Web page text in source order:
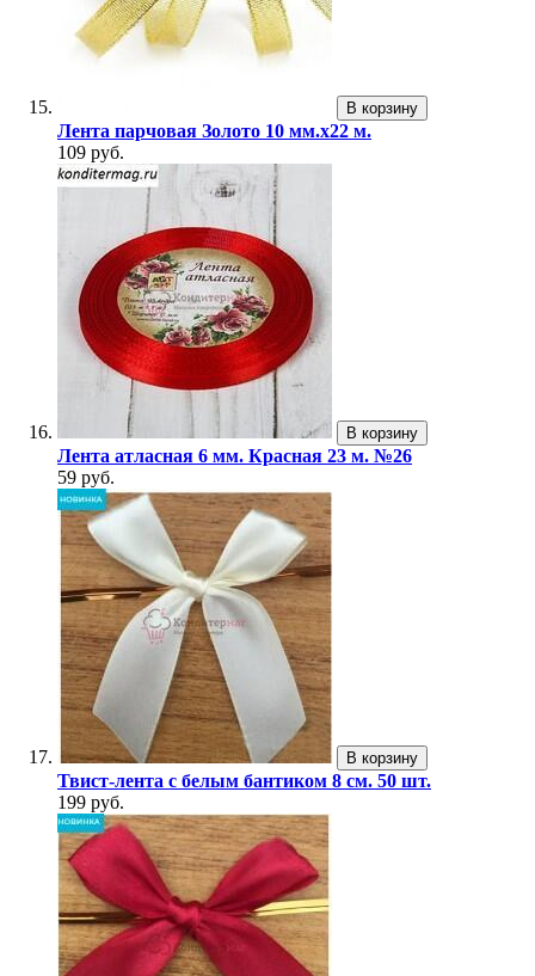
В корзину
Лента парчовая Золото 10 мм.х22 м.
109 руб.
В корзину
Лента атласная 6 мм. Красная 23 м. №26
59 руб.
В корзину
Твист-лента с белым бантиком 8 см. 50 шт.
199 руб.